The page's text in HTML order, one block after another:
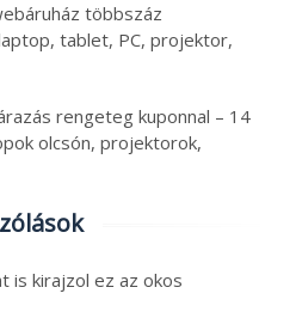
többszáz
tablet, PC, projektor,
rengeteg kuponnal – 14
olcsón, projektorok,
is kirajzol ez az okos